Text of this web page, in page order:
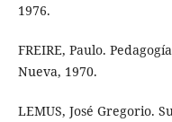
1976.
FREIRE, Paulo.
Nueva, 1970.
LEMUS, José Gregorio.